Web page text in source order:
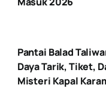
Pantai Balad
Daya Tarik, Tiket,
Misteri Kapal